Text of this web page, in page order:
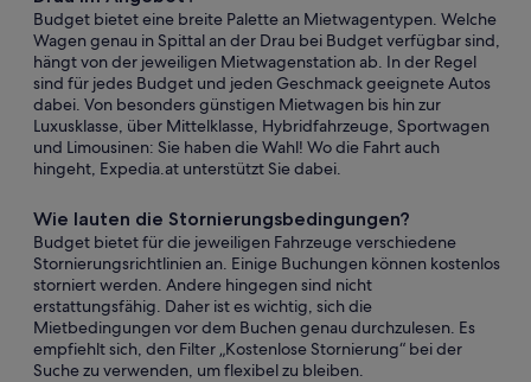
Budget bietet eine breite Palette an Mietwagentypen. Welche
Wagen genau in Spittal an der Drau bei Budget verfügbar sind,
hängt von der jeweiligen Mietwagenstation ab. In der Regel
sind für jedes Budget und jeden Geschmack geeignete Autos
dabei. Von besonders günstigen Mietwagen bis hin zur
Luxusklasse, über Mittelklasse, Hybridfahrzeuge, Sportwagen
und Limousinen: Sie haben die Wahl! Wo die Fahrt auch
hingeht, Expedia.at unterstützt Sie dabei.
Wie lauten die Stornierungsbedingungen?
Budget bietet für die jeweiligen Fahrzeuge verschiedene
Stornierungsrichtlinien an. Einige Buchungen können kostenlos
storniert werden. Andere hingegen sind nicht
erstattungsfähig. Daher ist es wichtig, sich die
Mietbedingungen vor dem Buchen genau durchzulesen. Es
empfiehlt sich, den Filter „Kostenlose Stornierung“ bei der
Suche zu verwenden, um flexibel zu bleiben.